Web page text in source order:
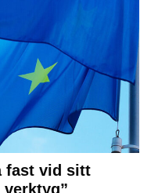
fast vid sitt